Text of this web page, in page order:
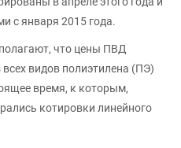
с января 2015 года.
что цены ПВД
видов полиэтилена (ПЭ)
время, к которым,
котировки линейного